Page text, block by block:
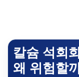
칼슘 석회
왜 위험할